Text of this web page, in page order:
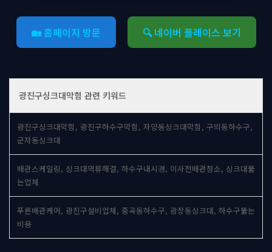
🏡 홈페이지 방문 🔍 네이버 플레이스 보기
광진구싱크대막힘 관련 키워드
광진구싱크대막힘, 광진구하수구막힘, 자양동싱크대막힘, 구의동하수구,
군자동싱크대
배관스케일링, 싱크대역류해결, 하수구내시경, 이사전배관청소, 싱크대뚫
는업체
푸른배관케어, 광진구설비업체, 중곡동하수구, 광장동싱크대, 하수구뚫는
비용